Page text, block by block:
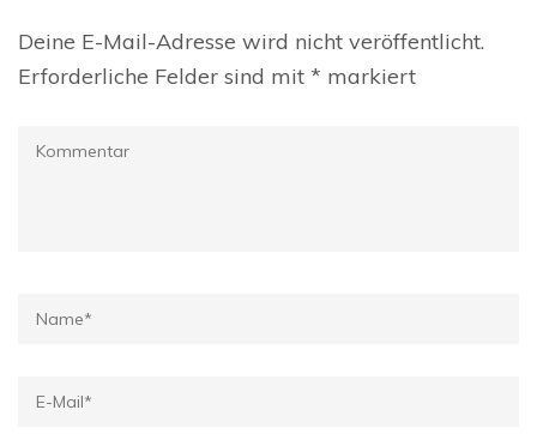
Deine E-Mail-Adresse wird nicht veröffentlicht.
Erforderliche Felder sind mit * markiert
Kommentar
Name*
E-